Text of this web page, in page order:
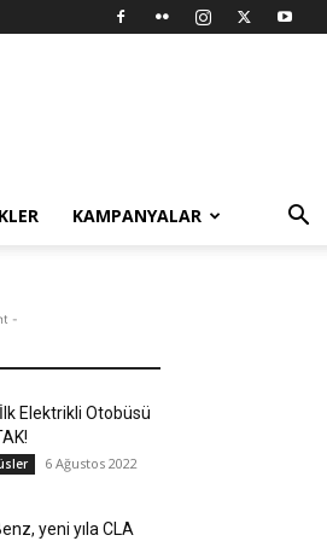
KAMPANYALAR
-
Elektrikli Otobüsü
6 Ağustos 2022
yeni yıla CLA